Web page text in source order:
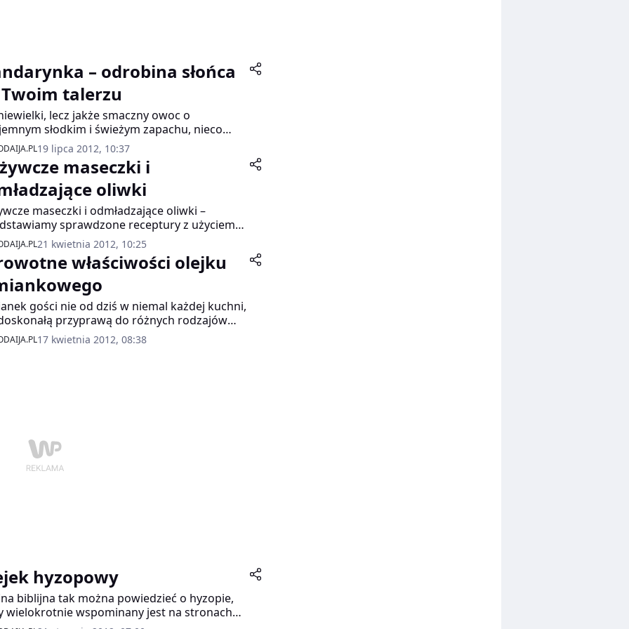
– odrobina słońca
talerzu
lecz jakże smaczny owoc o
słodkim i świeżym zapachu, nieco
od pomarańczy pochodzi z południowych
Indochin. W Europie pojawił się dopiero pod
XIX wieku.
19 lipca 2012, 10:37
maseczki i
oliwki
maseczki i odmładzające oliwki –
sprawdzone receptury z użyciem
eterycznych Dr Beta®
21 kwietnia 2012, 10:25
właściwości olejku
gości nie od dziś w niemal każdej kuchni,
przyprawą do różnych rodzajów
ciężkostrawnych zup, pojawia się także w
i serach. Uprawiany jest w Europie
17 kwietnia 2012, 08:38
hyzopowy
biblijna tak można powiedzieć o hyzopie,
wielokrotnie wspominany jest na stronach